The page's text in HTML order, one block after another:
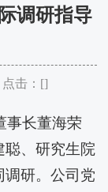
调研指导
击：[]
事长董海荣
聪、研究生院
调研。公司党